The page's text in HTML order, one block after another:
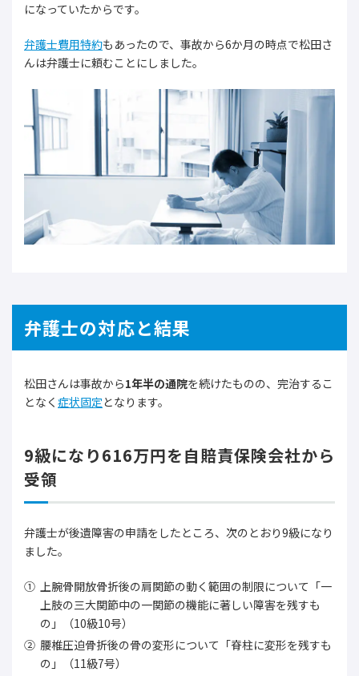
になっていたからです。
弁護士費用特約もあったので、事故から6か月の時点で松田さ
んは弁護士に頼むことにしました。
弁護士の対応と結果
松田さんは事故から1年半の通院を続けたものの、完治するこ
となく 症状固定となります。
9級になり616万円を自賠責保険会社から
受領
弁護士が後遺障害の申請をしたところ、次のとおり9級になり
ました。
上腕骨開放骨折後の肩関節の動く範囲の制限について「一
上肢の三大関節中の一関節の機能に著しい障害を残すも
の」（10級10号）
腰椎圧迫骨折後の骨の変形について「脊柱に変形を残すも
の」（11級7号）